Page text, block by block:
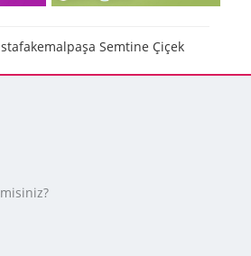
Semtine Çiçek